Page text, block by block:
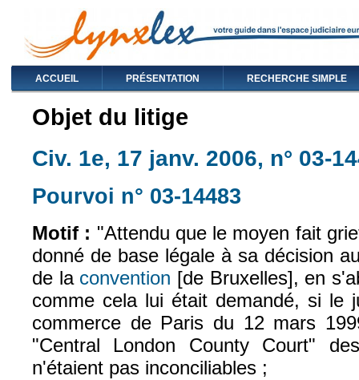
ACCUEIL PRÉSENTATION RECHERCHE SIMPLE
Objet du litige
Civ. 1e, 17 janv. 2006, n° 03-
Pourvoi n° 03-14483
Motif : "Attendu que le moyen fait
donné de base légale à sa décision
de la convention (le lien est externe)
[de Bruxelles], en
comme cela lui était demandé, si le
commerce de Paris du 12 mars
"Central London County Court"
n'étaient pas inconciliables ;